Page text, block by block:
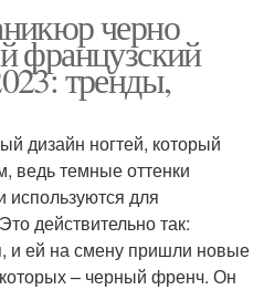
черно
французский
тренды,
дизайн ногтей, который
ведь темные оттенки
используются для
действительно так:
и ей на смену пришли новые
– черный френч. Он